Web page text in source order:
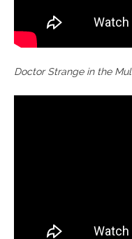
Doctor Strange in the